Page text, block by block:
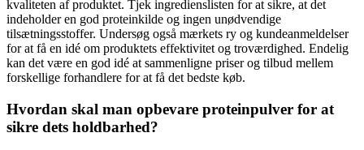
kvaliteten af produktet. Tjek ingredienslisten for at sikre, at det
indeholder en god proteinkilde og ingen unødvendige
tilsætningsstoffer. Undersøg også mærkets ry og kundeanmeldelser
for at få en idé om produktets effektivitet og troværdighed. Endelig
kan det være en god idé at sammenligne priser og tilbud mellem
forskellige forhandlere for at få det bedste køb.
Hvordan skal man opbevare proteinpulver for at
sikre dets holdbarhed?